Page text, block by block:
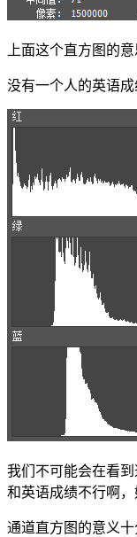
上面这个直方图的意
没有一个人的英语成
我们不可能会在看
和英语成绩不行啊，
通道直方图的意义